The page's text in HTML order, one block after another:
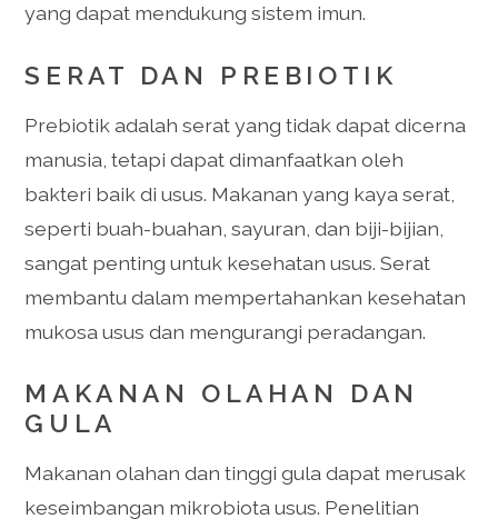
yang dapat mendukung sistem imun.
SERAT DAN PREBIOTIK
Prebiotik adalah serat yang tidak dapat dicerna
manusia, tetapi dapat dimanfaatkan oleh
bakteri baik di usus. Makanan yang kaya serat,
seperti buah-buahan, sayuran, dan biji-bijian,
sangat penting untuk kesehatan usus. Serat
membantu dalam mempertahankan kesehatan
mukosa usus dan mengurangi peradangan.
MAKANAN OLAHAN DAN
GULA
Makanan olahan dan tinggi gula dapat merusak
keseimbangan mikrobiota usus. Penelitian